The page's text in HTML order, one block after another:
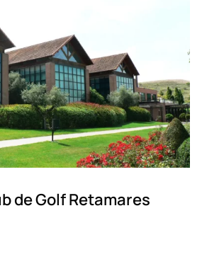
de Golf Retamares